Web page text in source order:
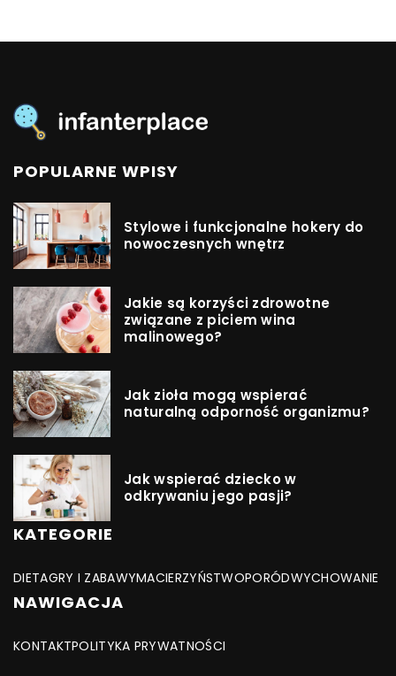
POPULARNE WPISY
Stylowe i funkcjonalne hokery do
nowoczesnych wnętrz
Jakie są korzyści zdrowotne
związane z piciem wina
malinowego?
Jak zioła mogą wspierać
naturalną odporność organizmu?
Jak wspierać dziecko w
odkrywaniu jego pasji?
KATEGORIE
DIETAGRY I ZABAWYMACIERZYŃSTWOPORÓDWYCHOWANIE
NAWIGACJA
KONTAKTPOLITYKA PRYWATNOŚCI